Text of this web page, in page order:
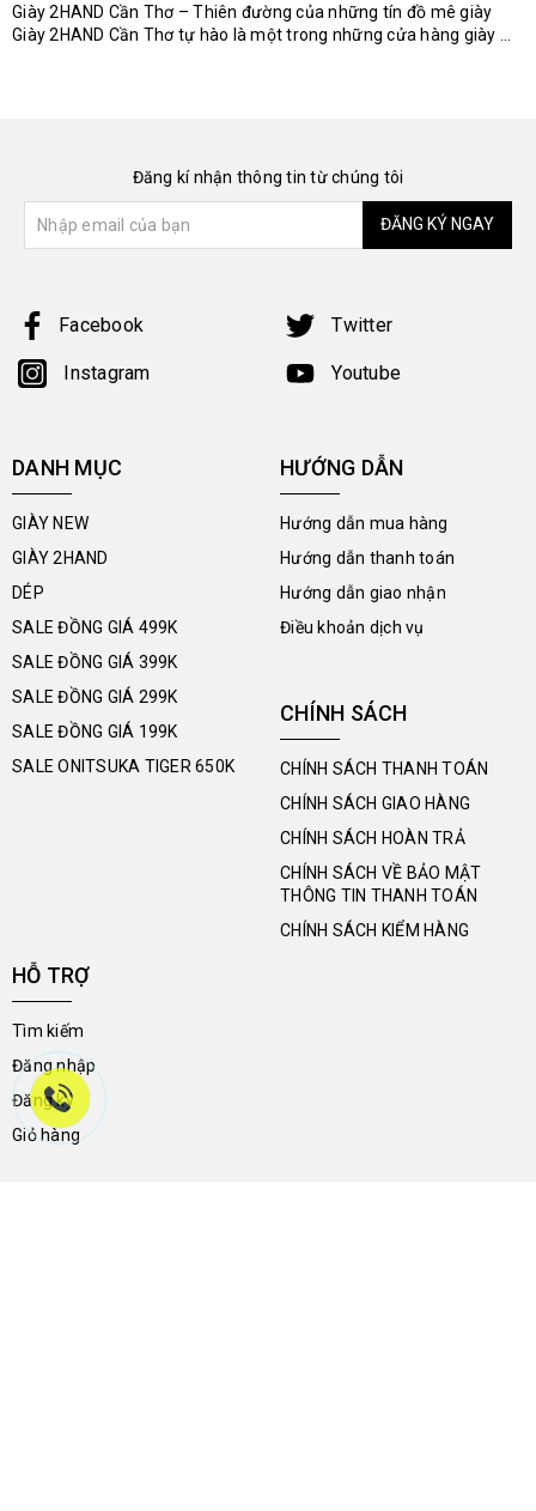
Giày 2HAND Cần Thơ – Thiên đường của những tín đồ mê giày
Giày 2HAND Cần Thơ tự hào là một trong những cửa hàng giày ...
Đăng kí nhận thông tin từ chúng tôi
ĐĂNG KÝ NGAY
Facebook Twitter
Instagram Youtube
DANH MỤC
GIÀY NEW
GIÀY 2HAND
DÉP
SALE ĐỒNG GIÁ 499K
SALE ĐỒNG GIÁ 399K
SALE ĐỒNG GIÁ 299K
SALE ĐỒNG GIÁ 199K
SALE ONITSUKA TIGER 650K
HƯỚNG DẪN
Hướng dẫn mua hàng
Hướng dẫn thanh toán
Hướng dẫn giao nhận
Điều khoản dịch vụ
CHÍNH SÁCH
CHÍNH SÁCH THANH TOÁN
CHÍNH SÁCH GIAO HÀNG
CHÍNH SÁCH HOÀN TRẢ
CHÍNH SÁCH VỀ BẢO MẬT
THÔNG TIN THANH TOÁN
CHÍNH SÁCH KIỂM HÀNG
HỖ TRỢ
Tìm kiếm
Đăng nhập
Đăng ký
Giỏ hàng